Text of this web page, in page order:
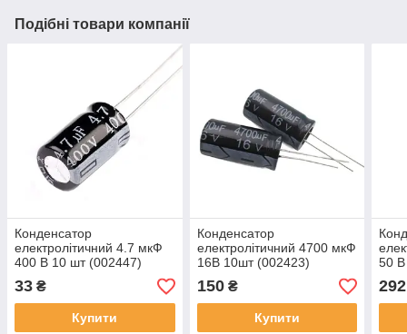
Подібні товари компанії
Конденсатор
електролітичний 4.7 мкФ
400 В 10 шт (002447)
33 ₴
Купити
Конденсатор
електролітичний 4700 мкФ
16В 10шт (002423)
150₴
Купити
50
292